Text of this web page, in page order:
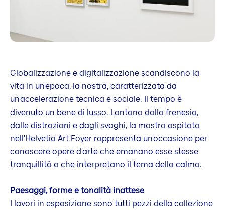
Globalizzazione e digitalizzazione scandiscono la
vita in un'epoca, la nostra, caratterizzata da
un'accelerazione tecnica e sociale. Il tempo è
divenuto un bene di lusso. Lontano dalla frenesia,
dalle distrazioni e dagli svaghi, la mostra ospitata
nell'Helvetia Art Foyer rappresenta un'occasione per
conoscere opere d'arte che emanano esse stesse
tranquillità o che interpretano il tema della calma.
Paesaggi, forme e tonalità inattese
I lavori in esposizione sono tutti pezzi della collezione